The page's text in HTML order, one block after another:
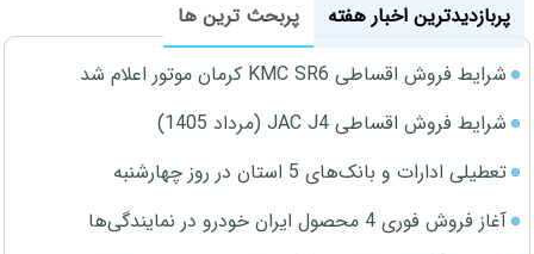
پربازدیدترین اخبار هفته
پربحث ترین ها
شرایط فروش اقساطی KMC SR6 کرمان موتور اعلام شد
شرایط فروش اقساطی JAC J4 (مرداد 1405)
تعطیلی ادارات و بانک‌های 5 استان در روز چهارشنبه
آغاز فروش فوری 4 محصول ایران خودرو در نمایندگی‌ها